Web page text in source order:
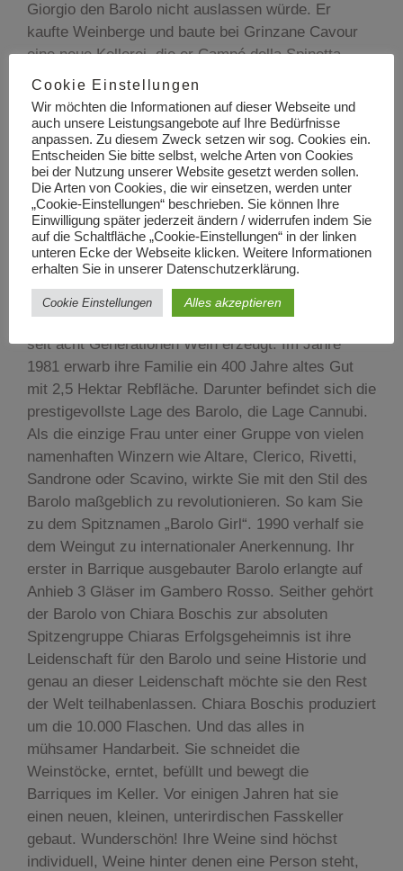
Giorgio den Barolo nicht auslassen würde. Er
kaufte Weinberge und baute bei Grinzane Cavour
eine neue Kellerei, die er Campé della Spinetta
nannte. Von dort kommt sein Barolo Campé. Ein
Wein von seltener Dichte und Konzentration. Für
den Barolo wählte er den Löwen von Dürer, weil er
ein Wein ist, der nicht nur viel Kraft, sondern auch
Eleganz verkörpert.
E. PIRA & FIGLI
Die attraktive Weinmacherin Chiara Boschis wird
als eine der ersten Produzentinnen des Barolo
geachtet. Sie selbst stammt aus einer Familie, die
seit acht Generationen Wein erzeugt. Im Jahre
1981 erwarb ihre Familie ein 400 Jahre altes Gut
mit 2,5 Hektar Rebfläche. Darunter befindet sich die
prestigevollste Lage des Barolo, die Lage Cannubi.
Als die einzige Frau unter einer Gruppe von vielen
namenhaften Winzern wie Altare, Clerico, Rivetti,
Sandrone oder Scavino, wirkte Sie mit den Stil des
Barolo maßgeblich zu revolutionieren. So kam Sie
zu dem Spitznamen „Barolo Girl“. 1990 verhalf sie
dem Weingut zu internationaler Anerkennung. Ihr
erster in Barrique ausgebauter Barolo erlangte auf
Anhieb 3 Gläser im Gambero Rosso. Seither gehört
der Barolo von Chiara Boschis zur absoluten
Spitzengruppe Chiaras Erfolgsgeheimnis ist ihre
Leidenschaft für den Barolo und seine Historie und
genau an dieser Leidenschaft möchte sie den Rest
der Welt teilhabenlassen. Chiara Boschis produziert
um die 10.000 Flaschen. Und das alles in
mühsamer Handarbeit. Sie schneidet die
Weinstöcke, erntet, befüllt und bewegt die
Barriques im Keller. Vor einigen Jahren hat sie
einen neuen, kleinen, unterirdischen Fasskeller
gebaut. Wunderschön! Ihre Weine sind höchst
individuell, Weine hinter denen eine Person steht,
Cookie Einstellungen
Wir möchten die Informationen auf dieser Webseite und
auch unsere Leistungsangebote auf Ihre Bedürfnisse
anpassen. Zu diesem Zweck setzen wir sog. Cookies ein.
Entscheiden Sie bitte selbst, welche Arten von Cookies
bei der Nutzung unserer Website gesetzt werden sollen.
Die Arten von Cookies, die wir einsetzen, werden unter
„Cookie-Einstellungen“ beschrieben. Sie können Ihre
Einwilligung später jederzeit ändern / widerrufen indem Sie
auf die Schaltfläche „Cookie-Einstellungen“ in der linken
unteren Ecke der Webseite klicken. Weitere Informationen
erhalten Sie in unserer Datenschutzerklärung.
Cookie Einstellungen Alles akzeptieren